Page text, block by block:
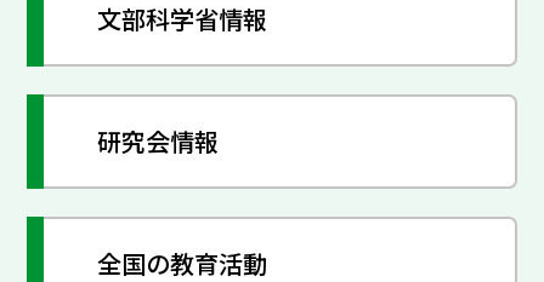
文部科学省情報
研究会情報
全国の教育活動